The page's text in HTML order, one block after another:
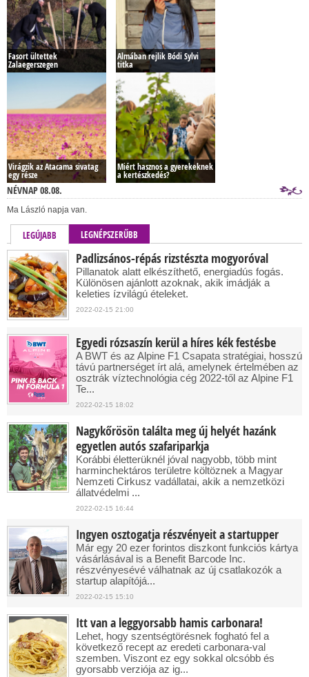
Fasort ültettek
Zalaegerszegen
Almában rejlik Bódi Sylvi
titka
Virágzik az Atacama sivatag
egy része
Miért hasznos a gyerekeknek
a kertészkedés?
NÉVNAP 08.08.
Ma László napja van.
LEGÚJABB LEGNÉPSZERŰBB
Padlizsános-répás rizstészta mogyoróval
Pillanatok alatt elkészíthető, energiadús fogás.
Különösen ajánlott azoknak, akik imádják a
keleties ízvilágú ételeket.
2022-02-15 21:00
Egyedi rózsaszín kerül a híres kék festésbe
A BWT és az Alpine F1 Csapata stratégiai, hosszú
távú partnerséget írt alá, amelynek értelmében az
osztrák víztechnológia cég 2022-től az Alpine F1
Te...
2022-02-15 18:02
Nagykőrösön találta meg új helyét hazánk
egyetlen autós szafariparkja
Korábbi életterüknél jóval nagyobb, több mint
harminchektáros területre költöznek a Magyar
Nemzeti Cirkusz vadállatai, akik a nemzetközi
állatvédelmi ...
2022-02-15 16:44
Ingyen osztogatja részvényeit a startupper
Már egy 20 ezer forintos diszkont funkciós kártya
vásárlásával is a Benefit Barcode Inc.
részvényesévé válhatnak az új csatlakozók a
startup alapítójá...
2022-02-15 15:10
Itt van a leggyorsabb hamis carbonara!
Lehet, hogy szentségtörésnek fogható fel a
következő recept az eredeti carbonara-val
szemben. Viszont ez egy sokkal olcsóbb és
gyorsabb verziója az ig...